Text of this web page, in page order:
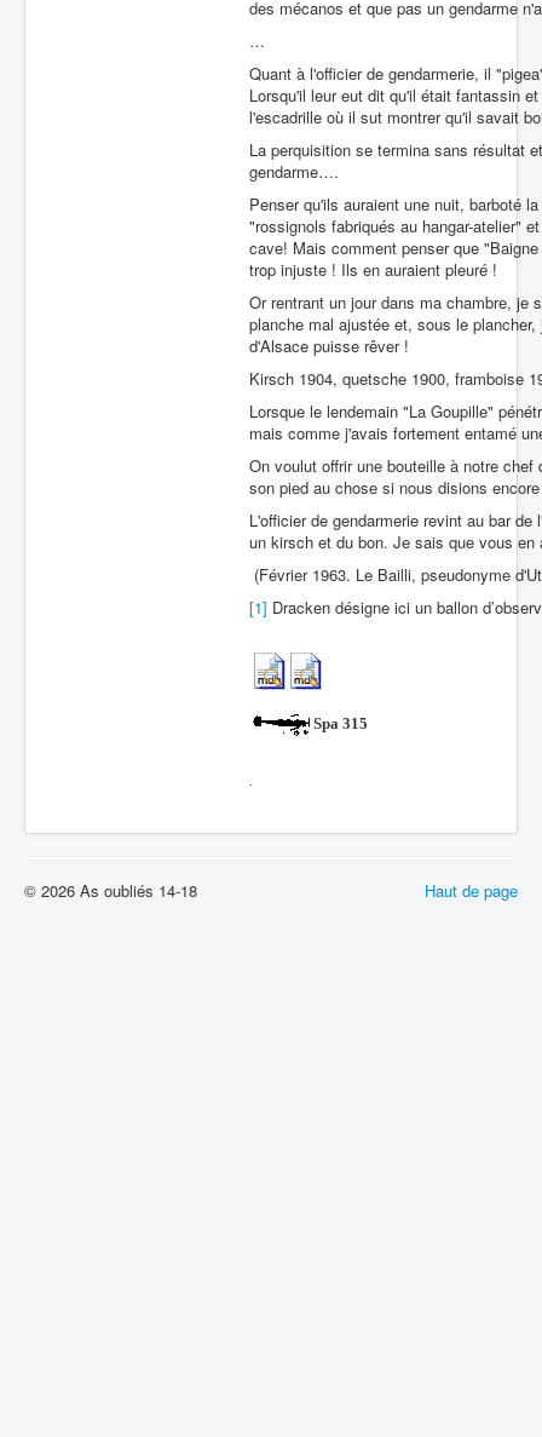
des mécanos et que pas un gendarme
…
Quant à l'officier de gendarmerie, il
Lorsqu'il leur eut dit qu'il était fantassin
l'escadrille où il sut montrer qu'il savait
La perquisition se termina sans résultat
gendarme….
Penser qu'ils auraient une nuit, barboté
"rossignols fabriqués au hangar-atelier"
cave! Mais comment penser que
trop injuste ! Ils en auraient pleuré !
Or rentrant un jour dans ma chambre, je
planche mal ajustée et, sous le
d'Alsace puisse rêver !
Kirsch 1904, quetsche 1900, framboise
Lorsque le lendemain "La Goupille"
mais comme j'avais fortement entamé
On voulut offrir une bouteille à notre
son pied au chose si nous disions
L'officier de gendarmerie revint au bar
un kirsch et du bon. Je sais que vous en
(Février 1963. Le Bailli, pseudonyme
[1] Dracken désigne ici un ballon
Spa 315
.
Haut de page
© 2026 As oubliés 14-18